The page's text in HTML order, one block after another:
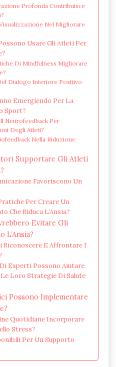
Profonda Contribuisce
Nel Migliorare
Usare Gli Atleti Per
Di Mindfulness Migliorare
Dialogo Interiore Positivo
Emergiendo Per La
Sport?
Neurofeedback Per
Degli Atleti?
Nella Riduzione
Supportare Gli Atleti
Favoriscono Un
Per Creare Un
Che Riduca L’Ansia?
Evitare Gli
Riconoscere E Affrontare I
Esperti Possono Aiutare
Loro Strategie Di Salute
Possono Implementare
Quotidiane Incorporare
Stress?
Per Un Supporto